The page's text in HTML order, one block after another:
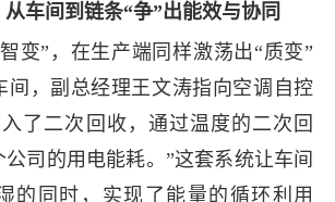
车间到链条“争”出能效与协同
”，在生产端同样激荡出“质变”
间，副总经理王文涛指向空调自控
了二次回收，通过温度的二次回
司的用电能耗。”这套系统让车间
的同时，实现了能量的循环利用